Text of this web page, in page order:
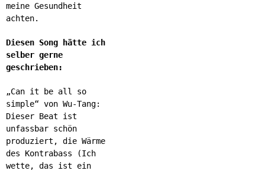
meine Gesundheit
achten.
Diesen Song hätte ich
selber gerne
geschrieben:
„Can it be all so
simple“ von Wu-Tang:
Dieser Beat ist
unfassbar schön
produziert, die Wärme
des Kontrabass (Ich
wette, das ist ein